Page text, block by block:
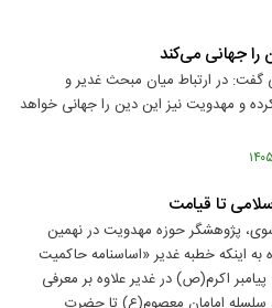
را جهانی می‌کند
در ارتباط میان مبحث غدیر و
و مهدویت نیز این دین را جهانی خواهد
تا قیامت
پژوهشگر حوزه مهدویت در نهمین
اینکه خطبه غدیر «اساسنامه حاکمیت
اکرم(ص) در غدیر علاوه بر معرفی